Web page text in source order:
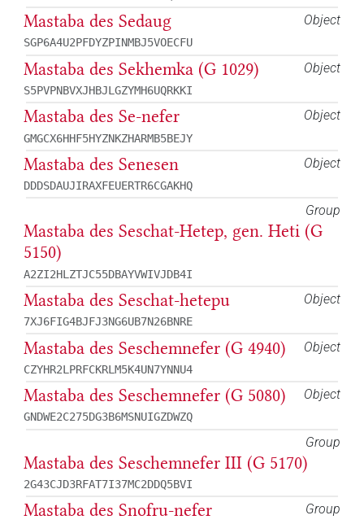
Object
Mastaba des Sedaug
SGP6A4U2PFDYZPINMBJ5VOECFU
Object
Mastaba des Sekhemka (G 1029)
S5PVPNBVXJHBJLGZYMH6UQRKKI
Object
Mastaba des Se-nefer
GMGCX6HHF5HYZNKZHARMB5BEJY
Object
Mastaba des Senesen
DDDSDAUJIRAXFEUERTR6CGAKHQ
Group
Mastaba des Seschat-Hetep, gen. Heti (G
5150)
A2ZI2HLZTJC55DBAYVWIVJDB4I
Object
Mastaba des Seschat-hetepu
7XJ6FIG4BJFJ3NG6UB7N26BNRE
Object
Mastaba des Seschemnefer (G 4940)
CZYHR2LPRFCKRLM5K4UN7YNNU4
Object
Mastaba des Seschemnefer (G 5080)
GNDWE2C275DG3B6MSNUIGZDWZQ
Group
Mastaba des Seschemnefer III (G 5170)
2G43CJD3RFAT7I37MC2DDQ5BVI
Group
Mastaba des Snofru-nefer